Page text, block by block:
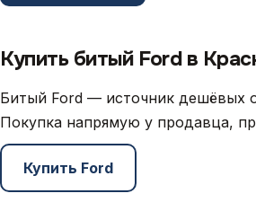
Купить битый Ford в
Битый Ford — источник дешёвых
Покупка напрямую у продавца,
Купить Ford